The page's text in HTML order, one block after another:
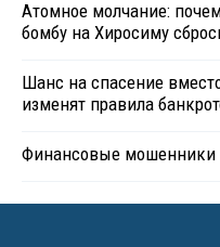
Атомное молчание:
бомбу на Хиросиму
Шанс на спасение
изменят правила
Финансовые мошенники